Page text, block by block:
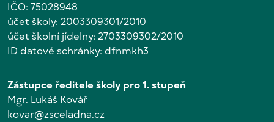
IČO: 75028948
účet školy: 2003309301/2010
účet školní jídelny: 2703309302/2010
ID datové schránky: dfnmkh3
Zástupce ředitele školy pro 1. stupeň
Mgr. Lukáš Kovář
kovar@zsceladna.cz